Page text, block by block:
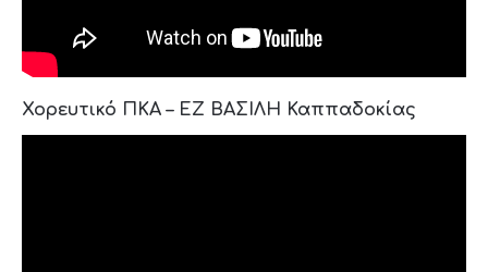
Χορευτικό ΠΚΑ – ΕΖ ΒΑΣΙΛΗ Καππαδοκίας